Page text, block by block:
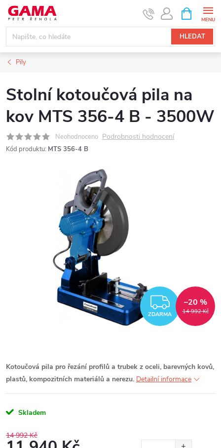
Přejít
obsah
HLEDAT
NÁKUPNÍ
KOŠÍK
Pily
Stolní kotoučová pila na
kov MTS 356-4 B - 3500W
Neohodnoceno Podrobnosti hodnocení
Kód produktu: MTS 356-4 B
ZDARMA 14 992 Kč
–20 %
Kotoučová pila pro řezání profilů a trubek z oceli, barevných kovů,
plastů, kompozitních materiálů a nerezu. Detailní informace
Skladem
14 992 Kč